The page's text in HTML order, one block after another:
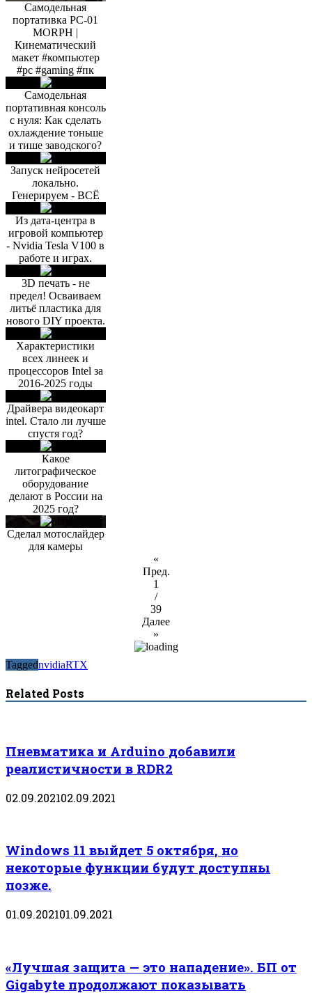
Самодельная
портативка PC-01
MORPH |
Кинематический
макет #компьютер
#pc #gaming #пк
Самодельная
портативная консоль
с нуля: Как сделать
охлаждение тоньше
и тише заводского?
Запуск нейросетей
локально.
Генерируем - ВСЁ
Из дата-центра в
игровой компьютер
- Nvidia Tesla V100 в
работе и играх.
3D печать - не
предел! Осваиваем
литьё пластика для
нового DIY проекта.
Характеристики
всех линеек и
процессоров Intel за
2016-2025 годы
Драйвера видеокарт
intel. Стало ли лучше
спустя год?
Какое
литографическое
оборудование
делают в России на
2025 год?
Сделал мотослайдер
для камеры
«
Пред.
1
/
39
Далее
»
TaggednvidiaRTX
Related Posts
Пневматика и Arduino добавили
реалистичности в RDR2
02.09.202102.09.2021
Windows 11 выйдет 5 октября, но
некоторые функции будут доступны
позже.
01.09.202101.09.2021
«Лучшая защита — это нападение». БП от
Gigabyte продолжают показывать